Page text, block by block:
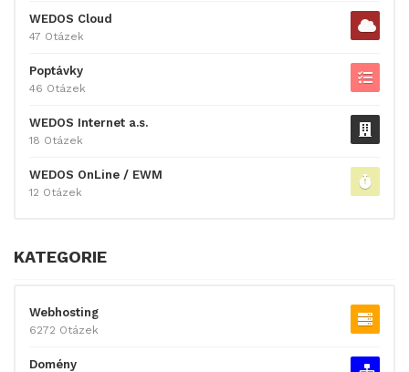
WEDOS Cloud
47 Otázek
Poptávky
46 Otázek
WEDOS Internet a.s.
18 Otázek
WEDOS OnLine / EWM
12 Otázek
KATEGORIE
Webhosting
6272 Otázek
Domény